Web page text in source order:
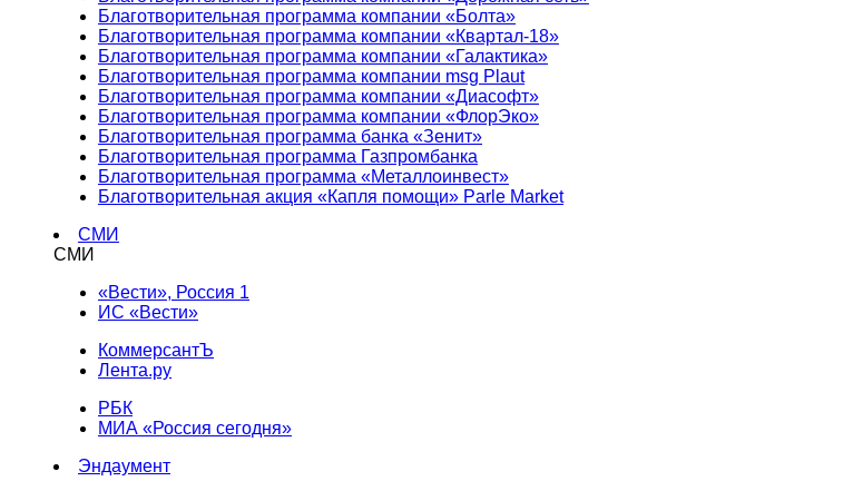
Благотворительная программа компании «Болта»
Благотворительная программа компании «Квартал-18»
Благотворительная программа компании «Галактика»
Благотворительная программа компании msg Plaut
Благотворительная программа компании «Диасофт»
Благотворительная программа компании «ФлорЭко»
Благотворительная программа банка «Зенит»
Благотворительная программа Газпромбанка
Благотворительная программа «Металлоинвест»
Благотворительная акция «Капля помощи» Parle Market
СМИ
СМИ
«Вести», Россия 1
ИС «Вести»
КоммерсантЪ
Лента.ру
РБК
МИА «Россия сегодня»
Эндаумент